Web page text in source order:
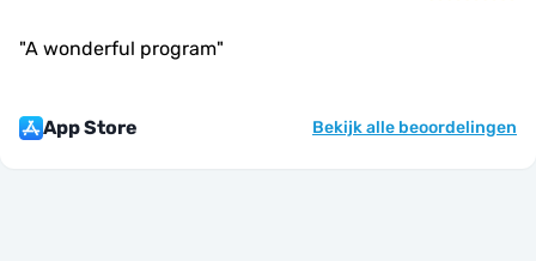
"A wonderful program"
App Store Bekijk alle beoordelingen